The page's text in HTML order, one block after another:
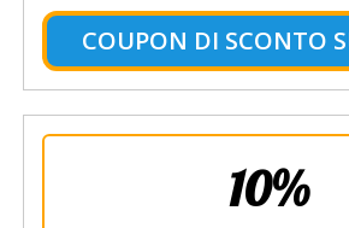
COUPON DI SCONTO
10%